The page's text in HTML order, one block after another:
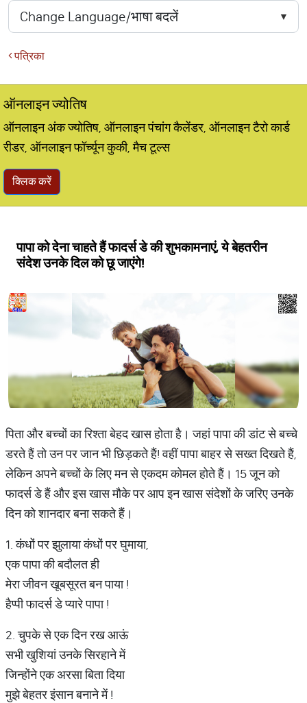
पत्रिका
ऑनलाइन ज्योतिष
ऑनलाइन अंक ज्योतिष, ऑनलाइन पंचांग कैलेंडर, ऑनलाइन टैरो कार्ड
रीडर, ऑनलाइन फॉर्च्यून कुकी, मैच टूल्स
क्लिक करें
पापा को देना चाहते हैं फादर्स डे की शुभकामनाएं, ये बेहतरीन
संदेश उनके दिल को छू जाएंगे!
पिता और बच्चों का रिश्ता बेहद खास होता है। जहां पापा की डांट से बच्चे
डरते हैं तो उन पर जान भी छिड़कते हैं! वहीं पापा बाहर से सख्त दिखते हैं,
लेकिन अपने बच्चों के लिए मन से एकदम कोमल होते हैं। 15 जून को
फादर्स डे हैं और इस खास मौके पर आप इन खास संदेशों के जरिए उनके
दिन को शानदार बना सकते हैं।
1. कंधों पर झुलाया कंधों पर घुमाया,
एक पापा की बदौलत ही
मेरा जीवन खूबसूरत बन पाया !
हैप्पी फादर्स डे प्यारे पापा !
2. चुपके से एक दिन रख आऊं
सभी खुशियां उनके सिरहाने में
जिन्होंने एक अरसा बिता दिया
मुझे बेहतर इंसान बनाने में !